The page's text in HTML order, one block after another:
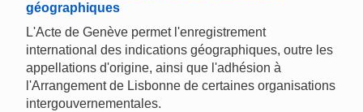
géographiques
L'Acte de Genève permet l'enregistrement
international des indications géographiques, outre les
appellations d'origine, ainsi que l'adhésion à
l'Arrangement de Lisbonne de certaines organisations
intergouvernementales.